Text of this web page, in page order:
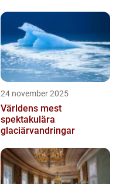
24 november 2025
Världens mest
spektakulära
glaciärvandringar